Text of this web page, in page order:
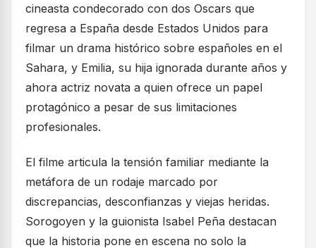
cineasta condecorado con dos Oscars que
regresa a España desde Estados Unidos para
filmar un drama histórico sobre españoles en el
Sahara, y Emilia, su hija ignorada durante años y
ahora actriz novata a quien ofrece un papel
protagónico a pesar de sus limitaciones
profesionales.
El filme articula la tensión familiar mediante la
metáfora de un rodaje marcado por
discrepancias, desconfianzas y viejas heridas.
Sorogoyen y la guionista Isabel Peña destacan
que la historia pone en escena no solo la